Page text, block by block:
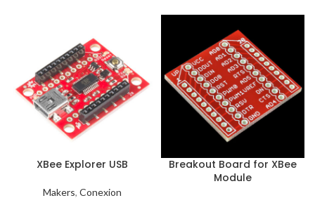
XBee Explorer USB
Makers, Conexion
Breakout Board for XBee
Module